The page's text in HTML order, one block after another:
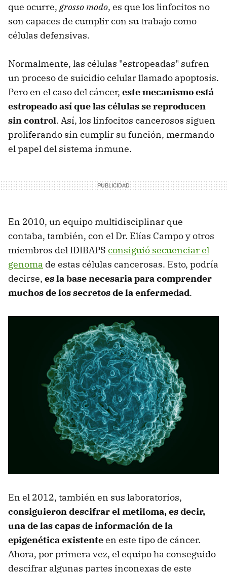
que ocurre, grosso modo, es que los linfocitos no
son capaces de cumplir con su trabajo como
células defensivas.
Normalmente, las células "estropeadas" sufren
un proceso de suicidio celular llamado apoptosis.
Pero en el caso del cáncer, este mecanismo está
estropeado así que las células se reproducen
sin control. Así, los linfocitos cancerosos siguen
proliferando sin cumplir su función, mermando
el papel del sistema inmune.
En 2010, un equipo multidisciplinar que
contaba, también, con el Dr. Elías Campo y otros
miembros del IDIBAPS consiguió secuenciar el
genoma de estas células cancerosas. Esto, podría
decirse, es la base necesaria para comprender
muchos de los secretos de la enfermedad.
En el 2012, también en sus laboratorios,
consiguieron descifrar el metiloma, es decir,
una de las capas de información de la
epigenética existenteen este tipo de cáncer.
Ahora, por primera vez, el equipo ha conseguido
descifrar algunas partes inconexas de este